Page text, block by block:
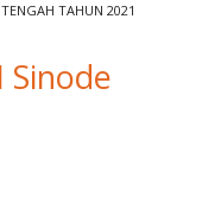
TAHUN 2021
Sinode